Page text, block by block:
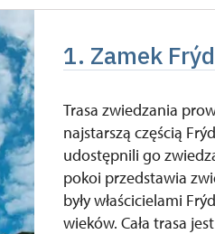
lub kodu QR
1. Zamek
Trasa zwiedzania
najstarszą częścią
udostępnili go
pokoi przedstawia
były właścicielami
wieków. Cała trasa